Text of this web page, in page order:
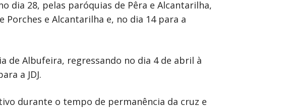
dia 28, pelas paróquias de Pêra e Alcantarilha,
e Alcantarilha e, no dia 14 para a
de Albufeira, regressando no dia 4 de abril à
a JDJ.
durante o tempo de permanência da cruz e